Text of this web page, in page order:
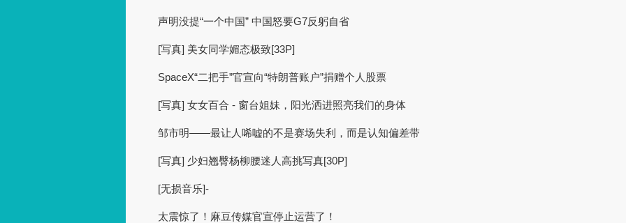
声明没提“一个中国” 中国怒要G7反躬自省
[写真] 美女同学媚态极致[33P]
SpaceX“二把手”官宣向“特朗普账户”捐赠个人股票
[写真] 女女百合 - 窗台姐妹，阳光洒进照亮我们的身体
邹市明——最让人唏嘘的不是赛场失利，而是认知偏差带
[写真] 少妇翘臀杨柳腰迷人高挑写真[30P]
[无损音乐]-
太震惊了！麻豆传媒官宣停止运营了！